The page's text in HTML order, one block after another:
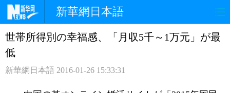
新華網日本語
ホームページ 政治 経済
観光 評論 写真
世帯所得別の幸福感、「月収5千～1万元」が最
低
新華網日本語 2016-01-26 15:33:31